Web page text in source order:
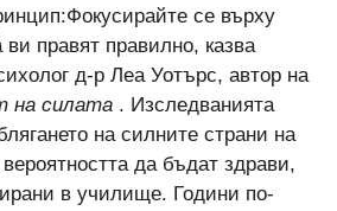
се върху
ви правят правилно, казва
д-р Леа Уотърс, автор на
на силата . Изследванията
на силните страни на
да бъдат здрави,
в училище. Години по-